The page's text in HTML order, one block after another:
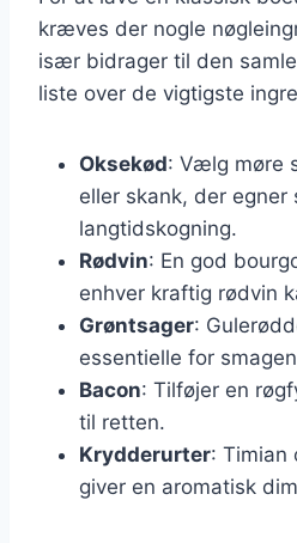
kræves der nogle
især bidrager til den
liste over de vigtigste
Oksekød: Vælg møre
eller skank, der egner
langtidskogning.
Rødvin: En god
enhver kraftig rødvin
Grøntsager:
essentielle for
Bacon: Tilføjer en
til retten.
Krydderurter: Timian
giver en aromatisk